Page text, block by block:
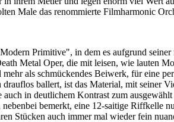
Male das renommierte Filmharmonic
Primitive", in dem es aufgrund
Metal Oper, die mit leisen, wie lauten
als schmückendes Beiwerk, für eine
ballert, ist das Material, mit seiner
in deutlichem Kontrast zum
bemerkt, eine 12-saitige Riffkelle
Stücken auch immer mal wieder fein